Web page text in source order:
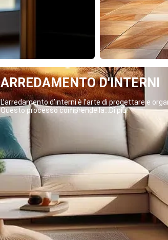
ARREDAMENTO D'INTERNI
L’arredamento d’interni è l’arte di progettare e
Questo processo comprende la...Di più